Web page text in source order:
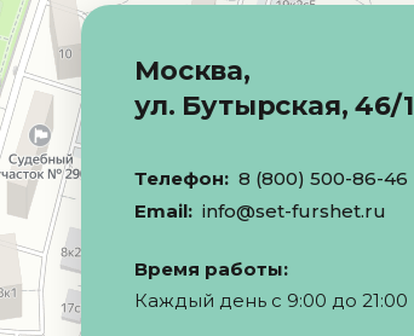
Москва,
ул. Бутырская, 46/1
Телефон: 8 (800) 500-86-46
Email: info@set-furshet.ru
Время работы:
Каждый день с 9:00 до 21:00